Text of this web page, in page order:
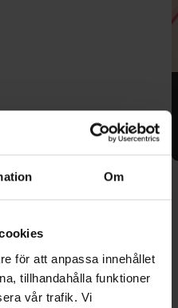
Om
för att anpassa innehållet
tillhandahålla funktioner
vår trafik. Vi